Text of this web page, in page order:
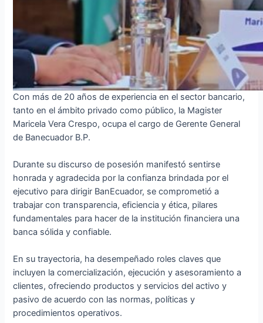
Con más de 20 años de experiencia en el sector bancario,
tanto en el ámbito privado como público, la Magister
Maricela Vera Crespo, ocupa el cargo de Gerente General
de Banecuador B.P.
Durante su discurso de posesión manifestó sentirse
honrada y agradecida por la confianza brindada por el
ejecutivo para dirigir BanEcuador, se comprometió a
trabajar con transparencia, eficiencia y ética, pilares
fundamentales para hacer de la institución financiera una
banca sólida y confiable.
En su trayectoria, ha desempeñado roles claves que
incluyen la comercialización, ejecución y asesoramiento a
clientes, ofreciendo productos y servicios del activo y
pasivo de acuerdo con las normas, políticas y
procedimientos operativos.